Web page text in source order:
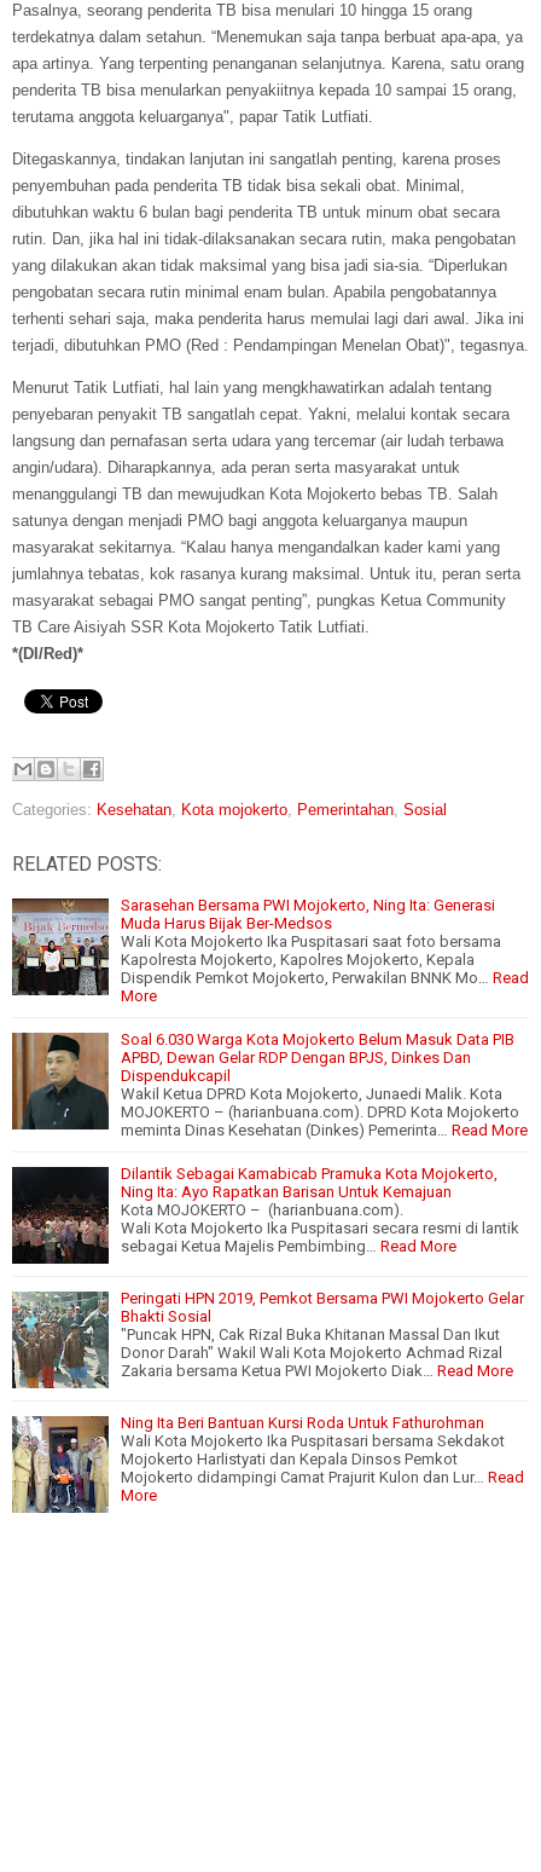
Pasalnya, seorang penderita TB bisa menulari 10 hingga 15 orang
terdekatnya dalam setahun. “Menemukan saja tanpa berbuat apa-apa, ya
apa artinya. Yang terpenting penanganan selanjutnya. Karena, satu orang
penderita TB bisa menularkan penyakiitnya kepada 10 sampai 15 orang,
terutama anggota keluarganya", papar Tatik Lutfiati.
Ditegaskannya, tindakan lanjutan ini sangatlah penting, karena proses
penyembuhan pada penderita TB tidak bisa sekali obat. Minimal,
dibutuhkan waktu 6 bulan bagi penderita TB untuk minum obat secara
rutin. Dan, jika hal ini tidak-dilaksanakan secara rutin, maka pengobatan
yang dilakukan akan tidak maksimal yang bisa jadi sia-sia. “Diperlukan
pengobatan secara rutin minimal enam bulan. Apabila pengobatannya
terhenti sehari saja, maka penderita harus memulai lagi dari awal. Jika ini
terjadi, dibutuhkan PMO (Red : Pendampingan Menelan Obat)", tegasnya.
Menurut Tatik Lutfiati, hal lain yang mengkhawatirkan adalah tentang
penyebaran penyakit TB sangatlah cepat. Yakni, melalui kontak secara
langsung dan pernafasan serta udara yang tercemar (air ludah terbawa
angin/udara). Diharapkannya, ada peran serta masyarakat untuk
menanggulangi TB dan mewujudkan Kota Mojokerto bebas TB. Salah
satunya dengan menjadi PMO bagi anggota keluarganya maupun
masyarakat sekitarnya. “Kalau hanya mengandalkan kader kami yang
jumlahnya tebatas, kok rasanya kurang maksimal. Untuk itu, peran serta
masyarakat sebagai PMO sangat penting”, pungkas Ketua Community
TB Care Aisiyah SSR Kota Mojokerto Tatik Lutfiati.
*(DI/Red)*
Categories: Kesehatan Kota mojokerto Pemerintahan Sosial
RELATED POSTS:
Sarasehan Bersama PWI Mojokerto, Ning Ita: Generasi
Muda Harus Bijak Ber-Medsos
Wali Kota Mojokerto Ika Puspitasari saat foto bersama
Kapolresta Mojokerto, Kapolres Mojokerto, Kepala
Dispendik Pemkot Mojokerto, Perwakilan BNNK Mo…
Read
More
Soal 6.030 Warga Kota Mojokerto Belum Masuk Data PIB
APBD, Dewan Gelar RDP Dengan BPJS, Dinkes Dan
Dispendukcapil
Wakil Ketua DPRD Kota Mojokerto, Junaedi Malik. Kota
MOJOKERTO – (harianbuana.com). DPRD Kota Mojokerto
meminta Dinas Kesehatan (Dinkes) Pemerinta…
Read More
Dilantik Sebagai Kamabicab Pramuka Kota Mojokerto,
Ning Ita: Ayo Rapatkan Barisan Untuk Kemajuan
Kota MOJOKERTO – (harianbuana.com).
Wali Kota Mojokerto Ika Puspitasari secara resmi di lantik
sebagai Ketua Majelis Pembimbing…
Read More
Peringati HPN 2019, Pemkot Bersama PWI Mojokerto Gelar
Bhakti Sosial
"Puncak HPN, Cak Rizal Buka Khitanan Massal Dan Ikut
Donor Darah" Wakil Wali Kota Mojokerto Achmad Rizal
Zakaria bersama Ketua PWI Mojokerto Diak…
Read More
Ning Ita Beri Bantuan Kursi Roda Untuk Fathurohman
Wali Kota Mojokerto Ika Puspitasari bersama Sekdakot
Mojokerto Harlistyati dan Kepala Dinsos Pemkot
Mojokerto didampingi Camat Prajurit Kulon dan Lur…
Read
More